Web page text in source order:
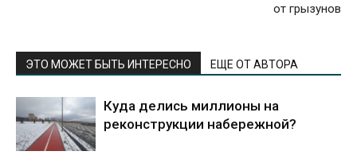
от грызунов
ЭТО МОЖЕТ БЫТЬ ИНТЕРЕСНО ЕЩЕ ОТ АВТОРА
Куда делись миллионы на
реконструкции набережной?